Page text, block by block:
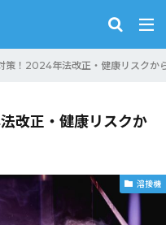
策！2024年法改正・健康リスクか
改正・健康リスクか
溶接機